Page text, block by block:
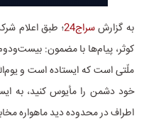
به گزارشسراج24
؛ طبق اعلام
کوثر، پیام‌ها با مضمون:
خود دشمن را مأیوس کنید، به
اطراف در محدوده دید ماهواره